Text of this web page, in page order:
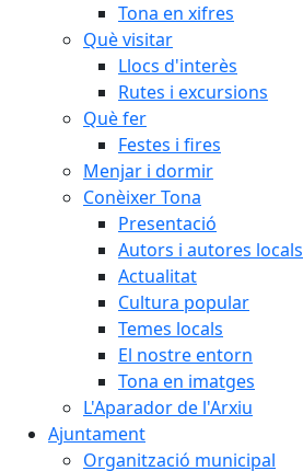
Tona en xifres
Què visitar
Llocs d'interès
Rutes i excursions
Què fer
Festes i fires
Menjar i dormir
Conèixer Tona
Presentació
Autors i autores locals
Actualitat
Cultura popular
Temes locals
El nostre entorn
Tona en imatges
L'Aparador de l'Arxiu
Ajuntament
Organització municipal